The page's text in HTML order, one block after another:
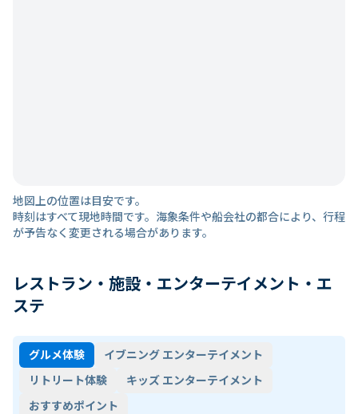
地図上の位置は目安です。
時刻はすべて現地時間です。海象条件や船会社の都合により、行程
が予告なく変更される場合があります。
レストラン・施設・エンターテイメント・エ
ステ
グルメ体験
イブニング エンターテイメント
リトリート体験
キッズ エンターテイメント
おすすめポイント